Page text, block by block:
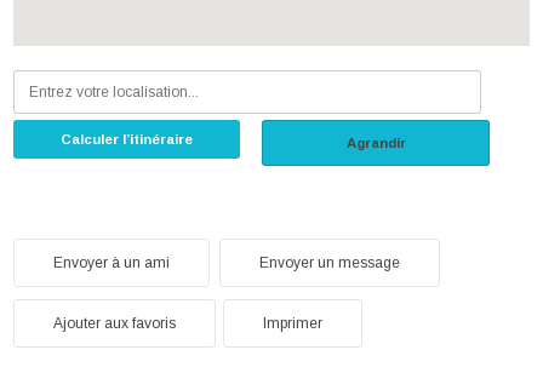
Calculer l’itinéraire Agrandir
Envoyer à un ami Envoyer un message
Ajouter aux favoris Imprimer